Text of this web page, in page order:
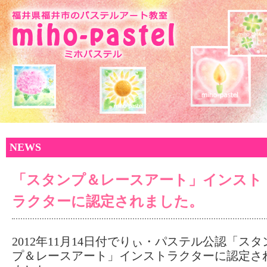
NEWS
「スタンプ＆レースアート」インスト
ラクターに認定されました。
2012年11月14日付でりぃ・パステル公認「スタ
プ＆レースアート」インストラクターに認定さ